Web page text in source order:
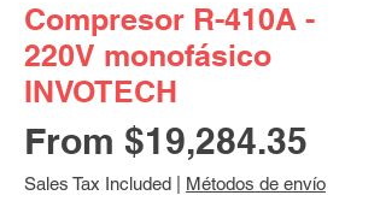
Compresor R-410A -
220V monofásico
INVOTECH
From $19,284.35
Price
Sales Tax Included Métodos de envío